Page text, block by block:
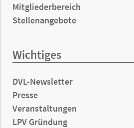
Mitgliederbereich
Stellenangebote
Wichtiges
DVL-Newsletter
Presse
Veranstaltungen
LPV Gründung